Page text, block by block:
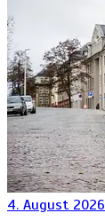
4. August 2026